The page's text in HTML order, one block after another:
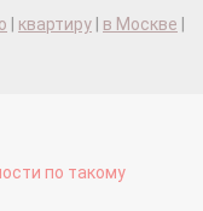
квартиру в Москве
по такому